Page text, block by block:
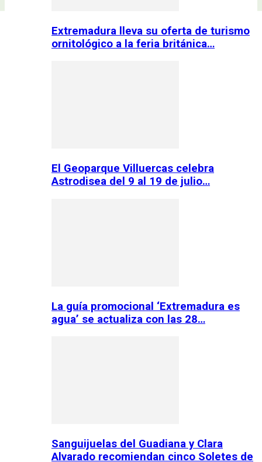
Extremadura lleva su oferta de turismo
ornitológico a la feria británica…
El Geoparque Villuercas celebra
Astrodisea del 9 al 19 de julio…
La guía promocional ‘Extremadura es
agua’ se actualiza con las 28…
Sanguijuelas del Guadiana y Clara
Alvarado recomiendan cinco Soletes de